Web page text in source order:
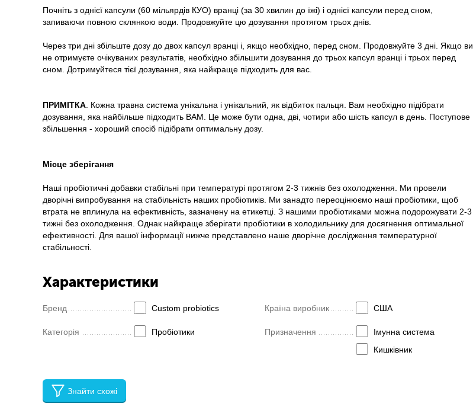
Почніть з однієї капсули (60 мільярдів КУО) вранці (за 30 хвилин до їжі) і однієї капсули перед сном,
запиваючи повною склянкою води. Продовжуйте цю дозування протягом трьох днів.
Через три дні збільште дозу до двох капсул вранці і, якщо необхідно, перед сном. Продовжуйте 3 дні. Якщо ви
не отримуєте очікуваних результатів, необхідно збільшити дозування до трьох капсул вранці і трьох перед
сном. Дотримуйтеся тієї дозування, яка найкраще підходить для вас.
ПРИМІТКА . Кожна травна система унікальна і унікальний, як відбиток пальця. Вам необхідно підібрати
дозування, яка найбільше підходить ВАМ. Це може бути одна, дві, чотири або шість капсул в день. Поступове
збільшення - хороший спосіб підібрати оптимальну дозу.
Місце зберігання
Наші пробіотичні добавки стабільні при температурі протягом 2-3 тижнів без охолодження. Ми провели
дворічні випробування на стабільність наших пробіотиків. Ми занадто переоцінюємо наші пробіотики, щоб
втрата не вплинула на ефективність, зазначену на етикетці. З нашими пробіотиками можна подорожувати 2-3
тижні без охолодження. Однак найкраще зберігати пробіотики в холодильнику для досягнення оптимальної
ефективності. Для вашої інформації нижче представлено наше дворічне дослідження температурної
стабільності.
Характеристики
Бренд Custom probiotics
Категорія Пробіотики
Країна виробник США
Призначення
Імунна система
Кишківник
Знайти схожі